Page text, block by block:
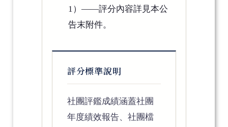
1）——評分內容詳見本公
告末附件。
評分標準說明
社團評鑑成績涵蓋社團
年度績效報告、社團檔